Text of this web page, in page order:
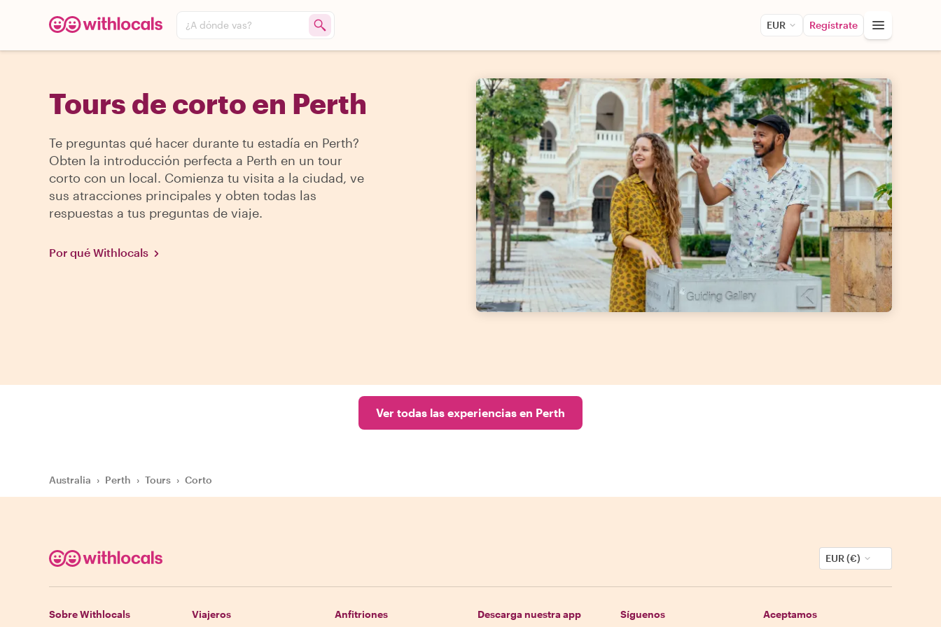
¿A dónde vas? EUR Regístrate
Tours de corto en Perth
Te preguntas qué hacer durante tu estadía en Perth?
Obten la introducción perfecta a Perth en un tour
corto con un local. Comienza tu visita a la ciudad, ve
sus atracciones principales y obten todas las
respuestas a tus preguntas de viaje.
Por qué Withlocals
Ver todas las experiencias en Perth
Australia › Perth › Tours › Corto
EUR (€)
Sobre Withlocals
Viajeros
Anfitriones
Descarga nuestra app
Síguenos
Aceptamos